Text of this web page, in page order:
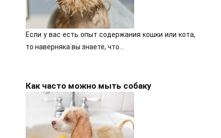
Если у вас есть опыт содержания кошки или кота,
то наверняка вы знаете, что…
Как часто можно мыть собаку